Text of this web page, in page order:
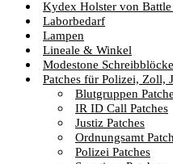
Kydex Holster von
Laborbedarf
Lampen
Lineale & Winkel
Modestone Schreibblöcke
Patches für Polizei, Zoll,
Blutgruppen
IR ID Call Patches
Justiz Patches
Ordnungsamt
Polizei Patches